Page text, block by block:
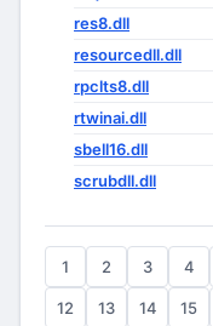
res8.dll
resourcedll.dll
rpclts8.dll
rtwinai.dll
sbell16.dll
scrubdll.dll
1 2 3 4
12 13 14 15